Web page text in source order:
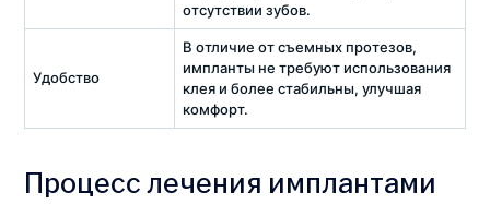
отсутствии зубов.
Удобство
В отличие от съемных протезов,
импланты не требуют использования
клея и более стабильны, улучшая
комфорт.
Процесс лечения имплантами